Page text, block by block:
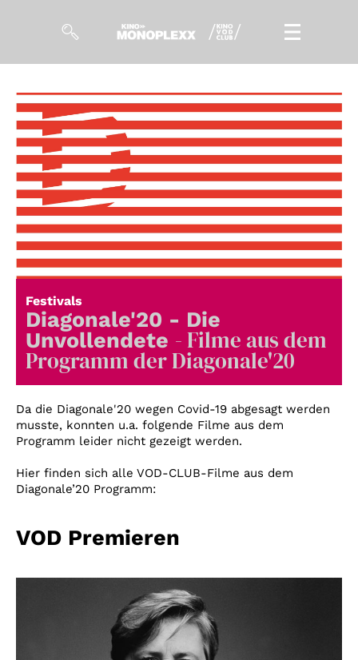
Filme
Magazin
Kuratierungen
Events
So geht’s
Filmpakete
Gutscheine
& Filmpässe
Account
Festivals
Diagonale'20 - Die
Unvollendete - Filme aus dem
Programm der Diagonale'20
Da die Diagonale'20 wegen Covid-19 abgesagt werden
musste, konnten u.a. folgende Filme aus dem
Programm leider nicht gezeigt werden.
Hier finden sich alle VOD-CLUB-Filme aus dem
Diagonale’20 Programm:
VOD Premieren